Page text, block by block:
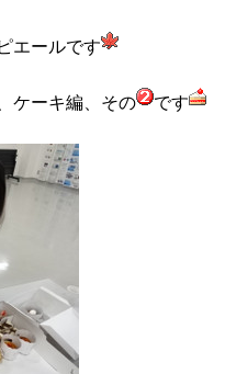
エールです
ケーキ編、その です